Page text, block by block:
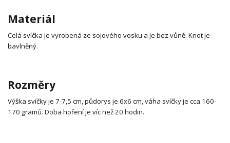
Materiál
Celá svíčka je vyrobená ze sojového vosku a je bez vůně. Knot je
bavlněný.
Rozměry
Výška svíčky je 7-7,5 cm, půdorys je 6x6 cm, váha svíčky je cca 160-
170 gramů. Doba hoření je víc než 20 hodin.